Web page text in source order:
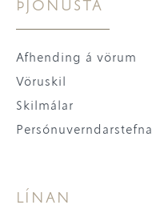
ÞJÓNUSTA
Afhending á vörum
Vöruskil
Skilmálar
Persónuverndarstefna
LÍNAN